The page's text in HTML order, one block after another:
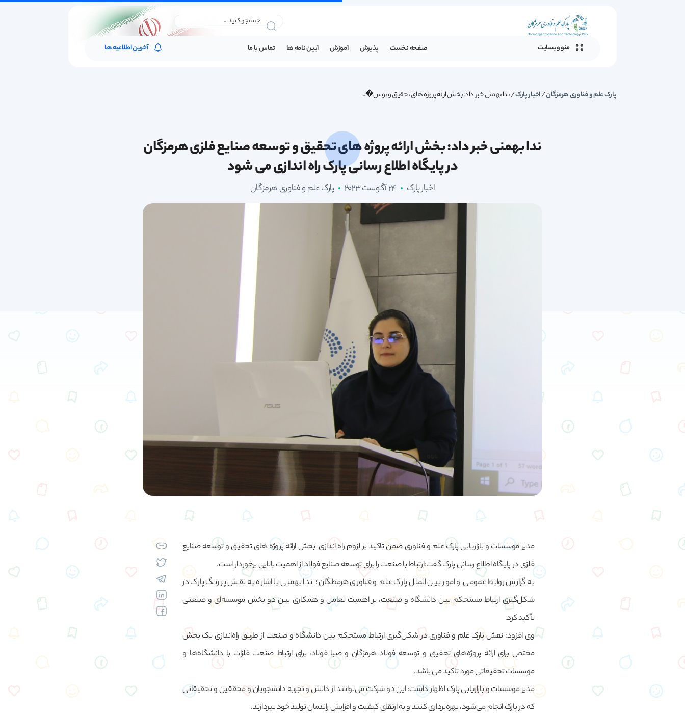
منو وبسایت صفحه نخست پذیرش آموزش آیین نامه ها تماس با ما آخرین اطلاعیه ها
پارک علم و فناوری هرمزگان/اخبار پارک/ندا بهمنی خبر داد: بخش ارائه پروژه های تحقیق و توس�...
ندا بهمنی خبر داد: بخش ارائه پروژه های تحقیق و توسعه صنایع فلزی هرمزگان
در پایگاه اطلاع رسانی پارک راه اندازی می شود
اخبار پارک 24 آگوست 2023 پارک علم و فناوری هرمزگان
مدیر موسسات و بازاریابی پارک علم و فناوری ضمن تاکید بر لزوم راه اندازی بخش ارائه پروژه های تحقیق و توسعه صنایع
فلزی در پایگاه اطلاع رسانی پارک گفت:ارتباط با صنعت را برای توسعه صنایع فولاد از اهمیت بالایی برخوردار است.
به گزارش روابط عمومی و امور بین الملل پارک علم و فناوری هرمطگان؛ ندا بهمنی با اشاره به نقش پر رنگ پارک در
شکل‌گیری ارتباط مستحکم بین دانشگاه و صنعت، بر اهمیت تعامل و همکاری بین دو بخش موسسه‌ای و صنعتی
تأکید کرد.
وی افزود: نقش پارک علم و فناوری در شکل‌گیری ارتباط مستحکم بین دانشگاه و صنعت از طریق راه‌اندازی یک بخش
مختص برای ارائه پروژه‌های تحقیق و توسعه فولاد هرمزگان و صبا فولاد، برای ارتباط صنعت فلزات با دانشگاه‌ها و
موسسات تحقیقاتی مورد تاکید می باشد.
مدیر موسسات و بازاریابی پارک اظهار داشت: این دو شرکت می‌توانند از دانش و تجربه دانشجویان و محققین و تحقیقاتی
که در پارک انجام می‌شود، بهره‌برداری کنند و به ارتقای کیفیت و افزایش راندمان تولید خود بپردازند.